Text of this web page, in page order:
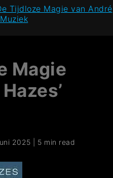
Tijdloze Magie van André
Magie
2025 5 min read